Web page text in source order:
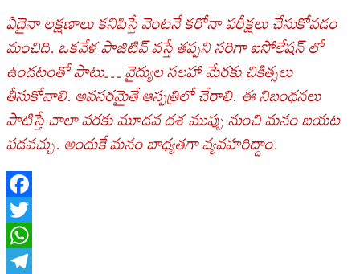
ఏదైనా లక్షణాలు కనిపిస్తే వెంటనే కరోనా పరీక్షలు చేసుకోవడం
మంచిది. ఒకవేళ పాజిటివ్ వస్తే తప్పని సరిగా ఐసోలేషన్ లో
ఉండటంతో పాటు… వైద్యుల సలహా మేరకు చికిత్సలు
తీసుకోవాలి. అవసరమైతే ఆస్పత్రిలో చేరాలి. ఈ నిబంధనలు
పాటిస్తే చాలా వరకు మూడవ దశ ముప్పు నుంచి మనం బయట
పడవచ్చు. అందుకే మనం బాధ్యతగా వ్యవహరిద్దాం.
Facebook
Twitter
WhatsApp